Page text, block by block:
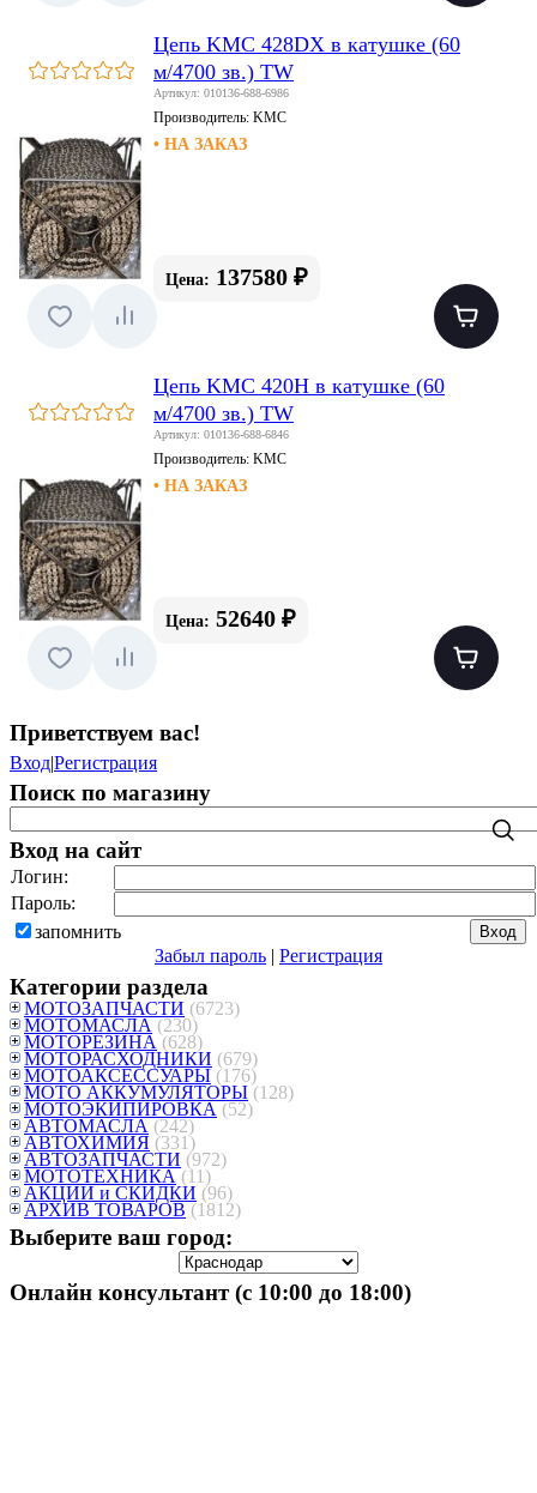
Цепь KMC 428DX в катушке (60
м/4700 зв.) TW
Артикул: 010136-688-6986
Производитель: KMC
• НА ЗАКАЗ
Цена: 137580 ₽
Цепь KMC 420H в катушке (60
м/4700 зв.) TW
Артикул: 010136-688-6846
Производитель: KMC
• НА ЗАКАЗ
Цена: 52640 ₽
Приветствуем вас!
Вход|Регистрация
Поиск по магазину
Вход на сайт
Логин:
Пароль:
запомнить
Забыл пароль | Регистрация
Категории раздела
МОТОЗАПЧАСТИ (6723)
МОТОМАСЛА (230)
МОТОРЕЗИНА (628)
МОТОРАСХОДНИКИ (679)
МОТОАКСЕССУАРЫ (176)
МОТО АККУМУЛЯТОРЫ (128)
МОТОЭКИПИРОВКА (52)
АВТОМАСЛА (242)
АВТОХИМИЯ (331)
АВТОЗАПЧАСТИ (972)
МОТОТЕХНИКА (11)
АКЦИИ и СКИДКИ (96)
АРХИВ ТОВАРОВ (1812)
Выберите ваш город:
Онлайн консультант (с 10:00 до 18:00)